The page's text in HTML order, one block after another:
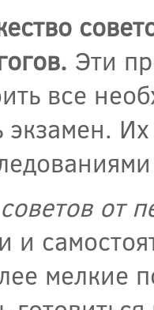
Эти
все
экзамен.
от
и
мелкие